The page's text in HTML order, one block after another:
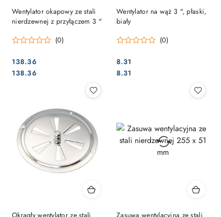
Wentylator okapowy ze stali
nierdzewnej z przyłączem 3 "
(0)
Cena:
138.36
Cena:
138.36
Wentylator na wąż 3 ", płaski,
biały
(0)
Cena:
8.31
Cena:
8.31